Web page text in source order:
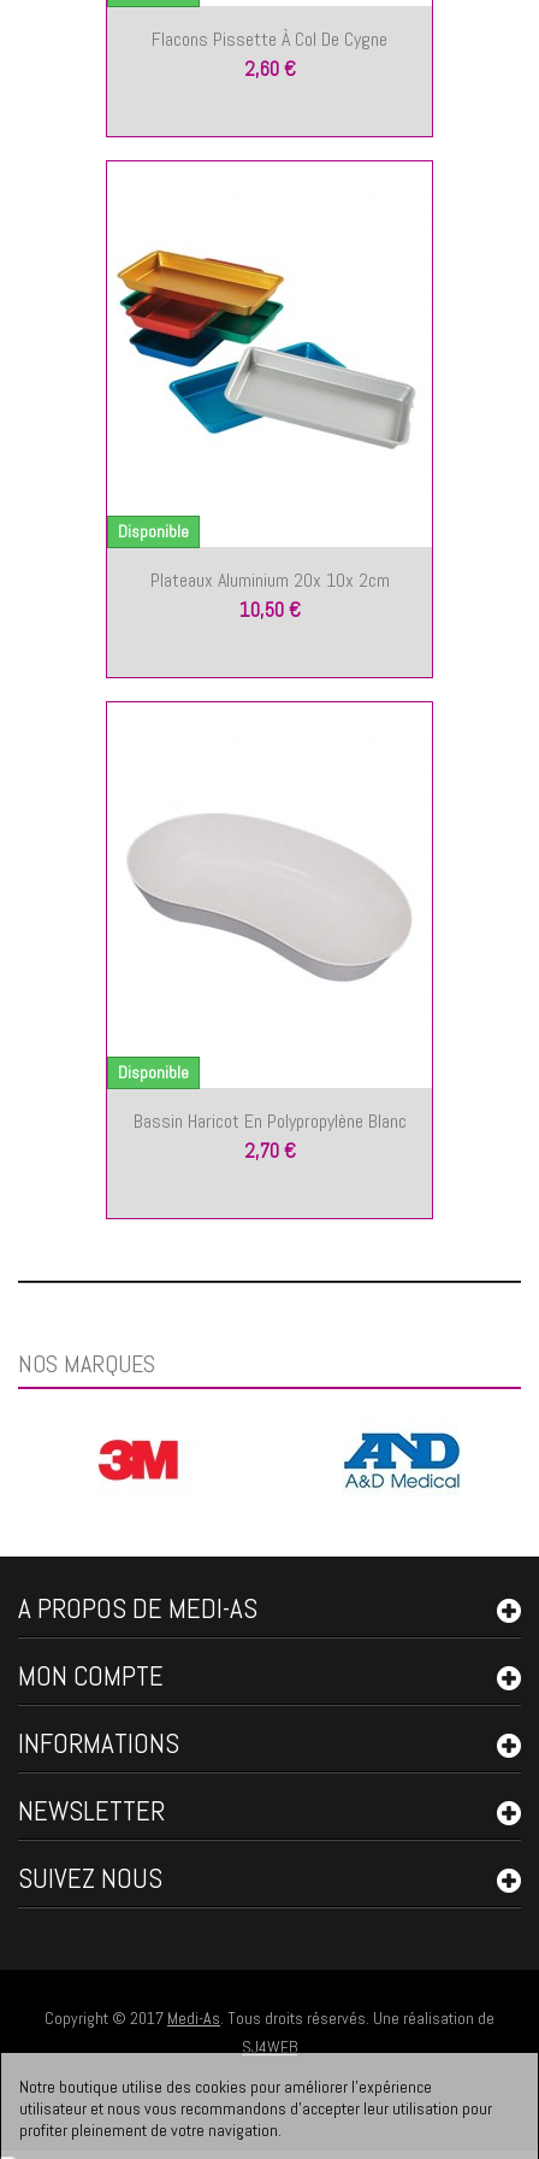
Flacons Pissette À Col De Cygne
2,60 €
Plateaux Aluminium 20x 10x 2cm
10,50 €
Disponible
Bassin Haricot En Polypropylène Blanc
2,70 €
Disponible
NOS MARQUES
A PROPOS DE MEDI-AS
MON COMPTE
INFORMATIONS
NEWSLETTER
SUIVEZ NOUS
Copyright © 2017 Medi-As. Tous droits réservés. Une réalisation de
SJ4WEB
Notre boutique utilise des cookies pour améliorer l'expérience
utilisateur et nous vous recommandons d'accepter leur utilisation pour
profiter pleinement de votre navigation.